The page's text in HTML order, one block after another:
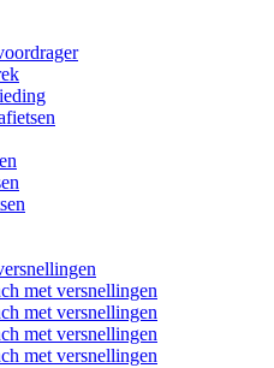
met versnellingen
met versnellingen
met versnellingen
met versnellingen